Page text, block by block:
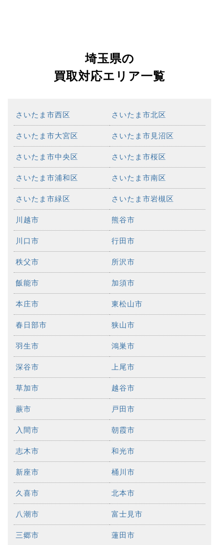
埼玉県の
買取対応エリア一覧
さいたま市西区 さいたま市北区
さいたま市大宮区 さいたま市見沼区
さいたま市中央区 さいたま市桜区
さいたま市浦和区 さいたま市南区
さいたま市緑区 さいたま市岩槻区
川越市 熊谷市
川口市 行田市
秩父市 所沢市
飯能市 加須市
本庄市 東松山市
春日部市 狭山市
羽生市 鴻巣市
深谷市 上尾市
草加市 越谷市
蕨市 戸田市
入間市 朝霞市
志木市 和光市
新座市 桶川市
久喜市 北本市
八潮市 富士見市
三郷市 蓮田市